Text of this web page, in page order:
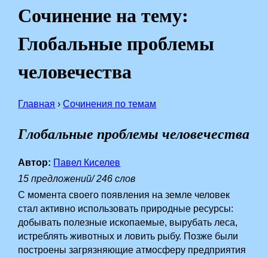
Сочинение на тему:
Глобальные проблемы
человечества
Главная › Сочинения по темам
Глобальные проблемы человечества
Автор: Павел Киселев
15 предложений/ 246 слов
С момента своего появления на земле человек
стал активно использовать природные ресурсы:
добывать полезные ископаемые, вырубать леса,
истреблять животных и ловить рыбу. Позже были
построены загрязняющие атмосферу предприятия